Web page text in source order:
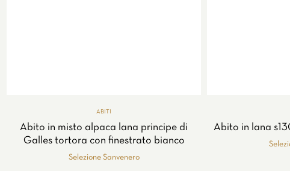
ABITI
Abito in misto alpaca lana principe di
Galles tortora con finestrato bianco
Selezione Sanvenero
Abito in lana